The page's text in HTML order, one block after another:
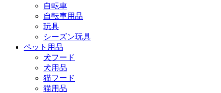
自転車
自転車用品
玩具
シーズン玩具
ペット用品
犬フード
犬用品
猫フード
猫用品